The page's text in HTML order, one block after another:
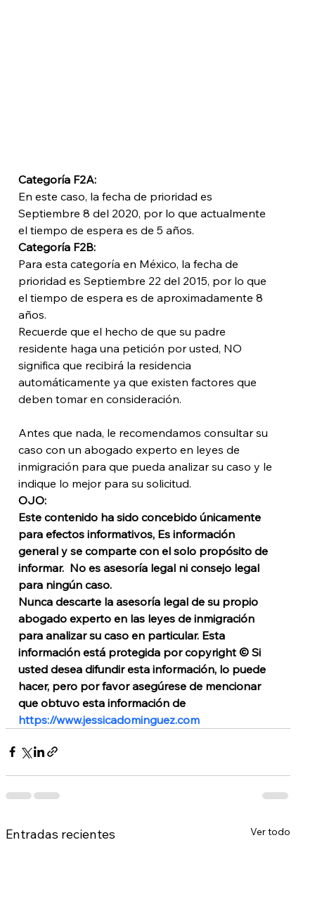
Categoría F2A:
En este caso, la fecha de prioridad es
Septiembre 8 del 2020, por lo que actualmente
el tiempo de espera es de 5 años.
Categoría F2B:
Para esta categoría en México, la fecha de
prioridad es Septiembre 22 del 2015, por lo que
el tiempo de espera es de aproximadamente 8
años.
Recuerde que el hecho de que su padre
residente haga una petición por usted, NO
significa que recibirá la residencia
automáticamente ya que existen factores que
deben tomar en consideración.
Antes que nada, le recomendamos consultar su
caso con un abogado experto en leyes de
inmigración para que pueda analizar su caso y le
indique lo mejor para su solicitud.
OJO:
Este contenido ha sido concebido únicamente
para efectos informativos, Es información
general y se comparte con el solo propósito de
informar.  No es asesoría legal ni consejo legal
para ningún caso.
Nunca descarte la asesoría legal de su propio
abogado experto en las leyes de inmigración
para analizar su caso en particular. Esta
información está protegida por copyright © Si
usted desea difundir esta información, lo puede
hacer, pero por favor asegúrese de mencionar
que obtuvo esta información de
https://www.jessicadominguez.com
Entradas recientes Ver todo